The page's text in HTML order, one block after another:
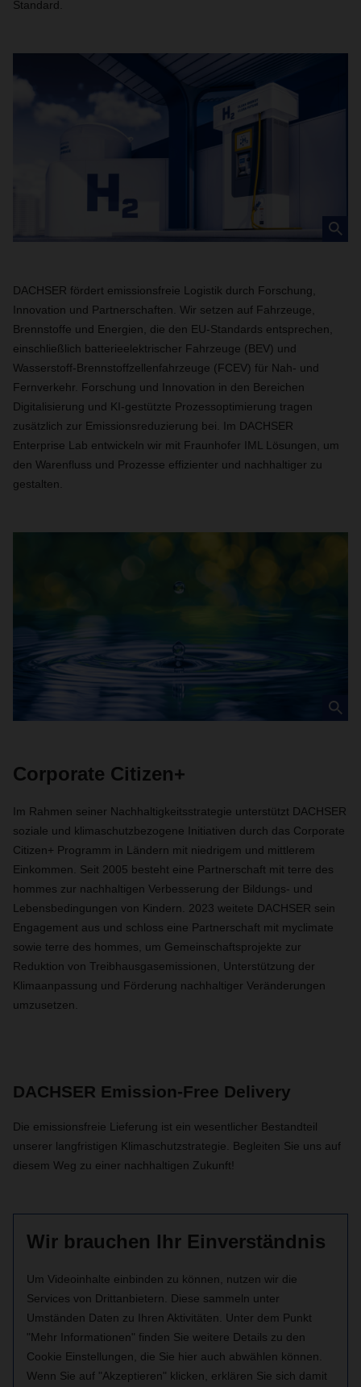
Standard.
DACHSER fördert emissionsfreie Logistik durch Forschung,
Innovation und Partnerschaften. Wir setzen auf Fahrzeuge,
Brennstoffe und Energien, die den EU-Standards entsprechen,
einschließlich batterieelektrischer Fahrzeuge (BEV) und
Wasserstoff-Brennstoffzellenfahrzeuge (FCEV) für Nah- und
Fernverkehr. Forschung und Innovation in den Bereichen
Digitalisierung und KI-gestützte Prozessoptimierung tragen
zusätzlich zur Emissionsreduzierung bei. Im DACHSER
Enterprise Lab entwickeln wir mit Fraunhofer IML Lösungen, um
den Warenfluss und Prozesse effizienter und nachhaltiger zu
gestalten.
Corporate Citizen+
Im Rahmen seiner Nachhaltigkeitsstrategie unterstützt DACHSER
soziale und klimaschutzbezogene Initiativen durch das Corporate
Citizen+ Programm in Ländern mit niedrigem und mittlerem
Einkommen. Seit 2005 besteht eine Partnerschaft mit terre des
hommes zur nachhaltigen Verbesserung der Bildungs- und
Lebensbedingungen von Kindern. 2023 weitete DACHSER sein
Engagement aus und schloss eine Partnerschaft mit myclimate
sowie terre des hommes, um Gemeinschaftsprojekte zur
Reduktion von Treibhausgasemissionen, Unterstützung der
Klimaanpassung und Förderung nachhaltiger Veränderungen
umzusetzen.
DACHSER Emission-Free Delivery
Die emissionsfreie Lieferung ist ein wesentlicher Bestandteil
unserer langfristigen Klimaschutzstrategie. Begleiten Sie uns auf
diesem Weg zu einer nachhaltigen Zukunft!
Wir brauchen Ihr Einverständnis
Um Videoinhalte einbinden zu können, nutzen wir die
Services von Drittanbietern. Diese sammeln unter
Umständen Daten zu Ihren Aktivitäten. Unter dem Punkt
"Mehr Informationen" finden Sie weitere Details zu den
Cookie Einstellungen, die Sie hier auch abwählen können.
Wenn Sie auf "Akzeptieren" klicken, erklären Sie sich damit